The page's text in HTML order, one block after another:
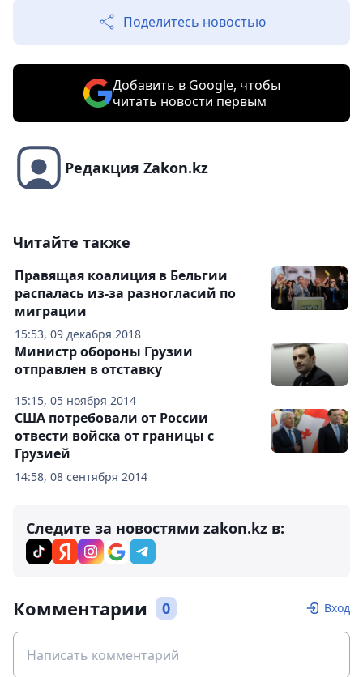
Поделитесь новостью
Добавить в Google, чтобы
читать новости первым
Редакция Zakon.kz
Читайте также
15:53, 09 декабря 2018
Правящая коалиция в Бельгии
распалась из-за разногласий по
миграции
15:15, 05 ноября 2014
Министр обороны Грузии
отправлен в отставку
14:58, 08 сентября 2014
США потребовали от России
отвести войска от границы с
Грузией
Следите за новостями zakon.kz в:
Комментарии 0 Вход